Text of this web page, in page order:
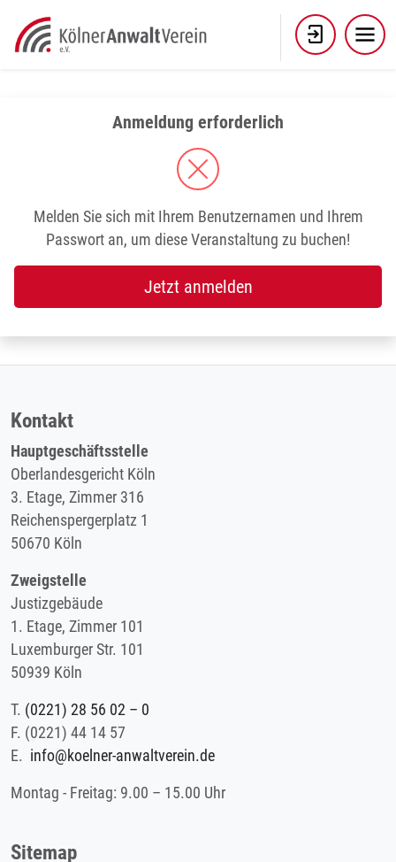
content
Anmeldung erforderlich
Melden Sie sich mit Ihrem Benutzernamen und Ihrem
Passwort an, um diese Veranstaltung zu buchen!
Jetzt anmelden
Kontakt
Hauptgeschäftsstelle
Oberlandesgericht Köln
3. Etage, Zimmer 316
Reichenspergerplatz 1
50670 Köln
Zweigstelle
Justizgebäude
1. Etage, Zimmer 101
Luxemburger Str. 101
50939 Köln
T. (0221) 28 56 02 – 0
F. (0221) 44 14 57
E. info@koelner-anwaltverein.de
Montag - Freitag: 9.00 – 15.00 Uhr
Sitemap